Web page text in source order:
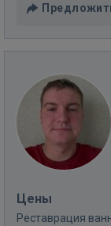
Цены
Реставрация